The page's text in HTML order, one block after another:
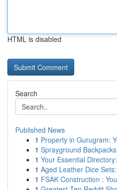
HTML is disabled
Search
Published News
1 Property in Gurugram:
1 Sprayground
1 Your Essential
1 Aged Leather Dice
1 FSAK Construction :